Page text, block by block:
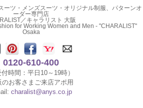
ーツ・メンズスーツ・オリジナル制服、パターンオ
ーダー専門店
／キャラリスト 大阪
for Working Women and Men - "CHARALIST"
Osaka
0120-610-400
付時間：平日10～19時）
のお客さまご来店アポ用
charalist@anys.co.jp